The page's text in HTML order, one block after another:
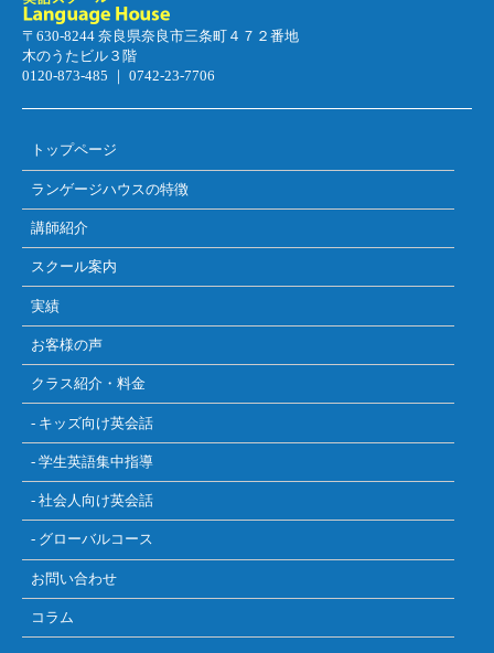
〒630-8244 奈良県奈良市三条町４７２番地
木のうたビル３階
0120-873-485 ｜ 0742-23-7706
トップページ
ランゲージハウスの特徴
講師紹介
スクール案内
実績
お客様の声
クラス紹介・料金
- キッズ向け英会話
- 学生英語集中指導
- 社会人向け英会話
- グローバルコース
お問い合わせ
コラム